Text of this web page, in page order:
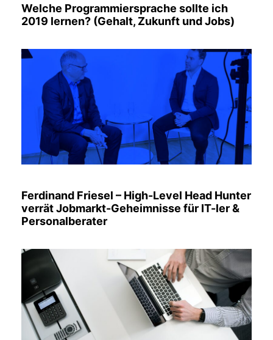
Welche Programmiersprache sollte ich
2019 lernen? (Gehalt, Zukunft und Jobs)
Ferdinand Friesel – High-Level Head Hunter
verrät Jobmarkt-Geheimnisse für IT-ler &
Personalberater